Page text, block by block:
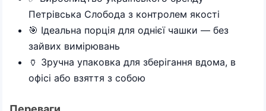
Петрівська Слобода з контролем якості
🎯 Ідеальна порція для однієї чашки — без
зайвих вимірювань
🏺 Зручна упаковка для зберігання вдома, в
офісі або взяття з собою